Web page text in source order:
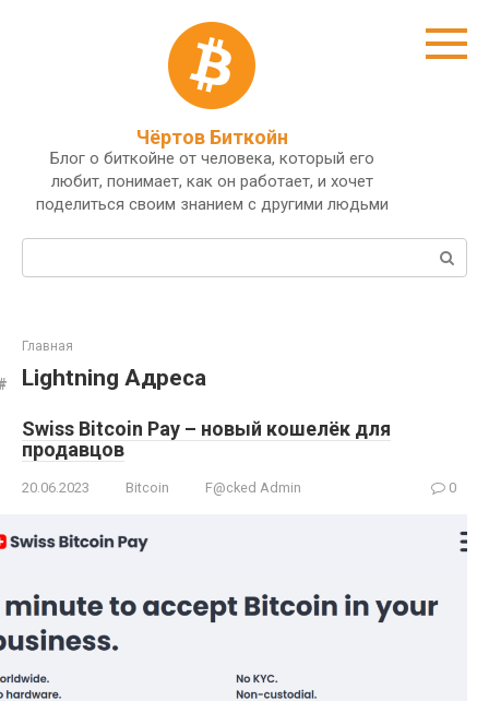
Чёртов Биткойн
Блог о биткойне от человека, который его
любит, понимает, как он работает, и хочет
поделиться своим знанием с другими людьми
Поиск:
Главная
Lightning Адреса
Swiss Bitcoin Pay – новый кошелёк для
продавцов
20.06.2023 Bitcoin F@cked Admin 0